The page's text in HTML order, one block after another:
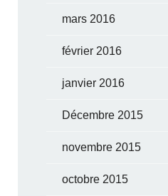
mars 2016
février 2016
janvier 2016
Décembre 2015
novembre 2015
octobre 2015